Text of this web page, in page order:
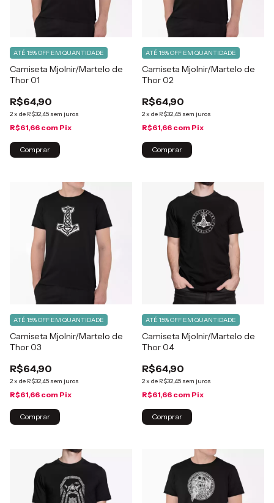
Camiseta Mjolnir/Martelo de
Thor 01
R$64,90
2x de R$32,45 sem juros
ATÉ 15% OFF EM QUANTIDADE
R$61,66 com Pix
Comprar
Camiseta Mjolnir/Martelo de
Thor 02
R$64,90
2x de R$32,45 sem juros
ATÉ 15% OFF EM QUANTIDADE
R$61,66 com Pix
Comprar
Camiseta Mjolnir/Martelo de
Thor 03
R$64,90
2x de R$32,45 sem juros
ATÉ 15% OFF EM QUANTIDADE
R$61,66 com Pix
Comprar
Camiseta Mjolnir/Martelo de
Thor 04
R$64,90
2x de R$32,45 sem juros
ATÉ 15% OFF EM QUANTIDADE
R$61,66 com Pix
Comprar